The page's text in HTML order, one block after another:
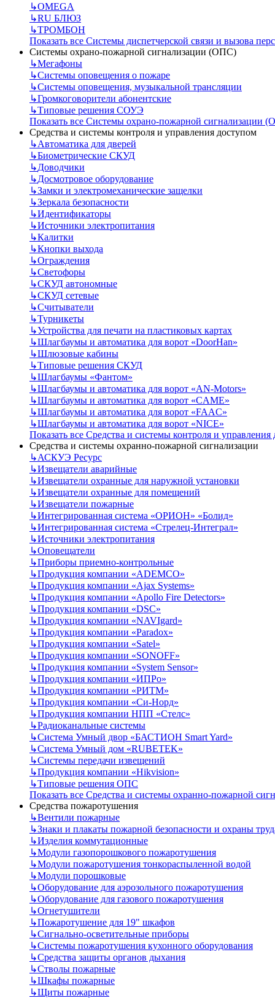
↳OMEGA
↳RU БЛЮЗ
↳ТРОМБОН
Показать все Системы диспетчерской связи и вызова
Системы охрано-пожарной сигнализации (ОПС)
↳Мегафоны
↳Системы оповещения о пожаре
↳Системы оповещения, музыкальной трансляции
↳Громкоговорители абонентские
↳Типовые решения СОУЭ
Показать все Системы охрано-пожарной сигнализации
Средства и системы контроля и управления доступом
↳Автоматика для дверей
↳Биометрические СКУД
↳Доводчики
↳Досмотровое оборудование
↳Замки и электромеханические защелки
↳Зеркала безопасности
↳Идентификаторы
↳Источники электропитания
↳Калитки
↳Кнопки выхода
↳Ограждения
↳Светофоры
↳СКУД автономные
↳СКУД сетевые
↳Считыватели
↳Турникеты
↳Устройства для печати на пластиковых картах
↳Шлагбаумы и автоматика для ворот «DoorHan»
↳Шлюзовые кабины
↳Типовые решения СКУД
↳Шлагбаумы «Фантом»
↳Шлагбаумы и автоматика для ворот «AN-Motors»
↳Шлагбаумы и автоматика для ворот «CAME»
↳Шлагбаумы и автоматика для ворот «FAAC»
↳Шлагбаумы и автоматика для ворот «NICE»
Показать все Средства и системы контроля и управления
Средства и системы охранно-пожарной сигнализации
↳АСКУЭ Ресурс
↳Извещатели аварийные
↳Извещатели охранные для наружной установки
↳Извещатели охранные для помещений
↳Извещатели пожарные
↳Интегрированная система «ОРИОН» «Болид»
↳Интегрированная система «Стрелец-Интеграл»
↳Источники электропитания
↳Оповещатели
↳Приборы приемно-контрольные
↳Продукция компании «ADEMCO»
↳Продукция компании «Ajax Systems»
↳Продукция компании «Apollo Fire Detectors»
↳Продукция компании «DSC»
↳Продукция компании «NAVIgard»
↳Продукция компании «Paradox»
↳Продукция компании «Satel»
↳Продукция компании «SONOFF»
↳Продукция компании «System Sensor»
↳Продукция компании «ИПРо»
↳Продукция компании «РИТМ»
↳Продукция компании «Си-Норд»
↳Продукция компании НПП «Стелс»
↳Радиоканальные системы
↳Система Умный двор «БАСТИОН Smart Yard»
↳Система Умный дом «RUBETEK»
↳Системы передачи извещений
↳Продукция компании «Hikvision»
↳Типовые решения ОПС
Показать все Средства и системы охранно-пожарной
Средства пожаротушения
↳Вентили пожарные
↳Знаки и плакаты пожарной безопасности и охраны
↳Изделия коммутационные
↳Модули газопорошкового пожаротушения
↳Модули пожаротушения тонкораспыленной водой
↳Модули порошковые
↳Оборудование для аэрозольного пожаротушения
↳Оборудование для газового пожаротушения
↳Огнетушители
↳Пожаротушение для 19" шкафов
↳Сигнально-осветительные приборы
↳Системы пожаротушения кухонного оборудования
↳Средства защиты органов дыхания
↳Стволы пожарные
↳Шкафы пожарные
↳Щиты пожарные